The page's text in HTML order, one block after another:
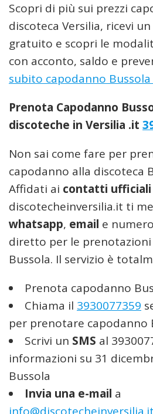
Scopri di più sui prezzi
discoteca Versilia, ricevi
gratuito e scopri le
con acconto, saldo e
subito capodanno Bussola
Prenota Capodanno
discoteche in Versilia .it
Non sai come fare per
capodanno alla discoteca
Affidati ai contatti ufficiali
discotecheinversilia.it ti
whatsapp, email e
diretto per le
Bussola. Il servizio è
Prenota capodanno
Chiama il 3930077359
per prenotare capodanno
Scrivi un SMS al
informazioni su 31
Bussola
Invia una e-mail a